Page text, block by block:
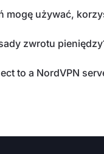
mogę używać,
zwrotu
to a NordVPN